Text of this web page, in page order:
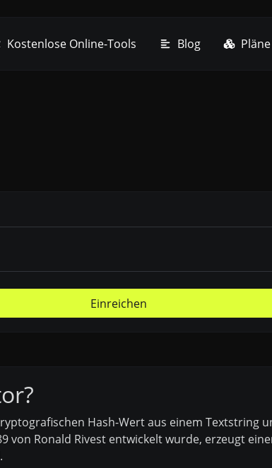
Kostenlose Online-Tools Blog Pläne
Einreichen
Hash-Wert aus einem Textstring
Ronald Rivest entwickelt wurde, erzeugt